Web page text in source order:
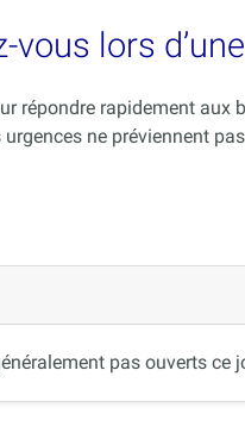
lors
répondre rapidement aux
ne préviennent
pas ouverts ce